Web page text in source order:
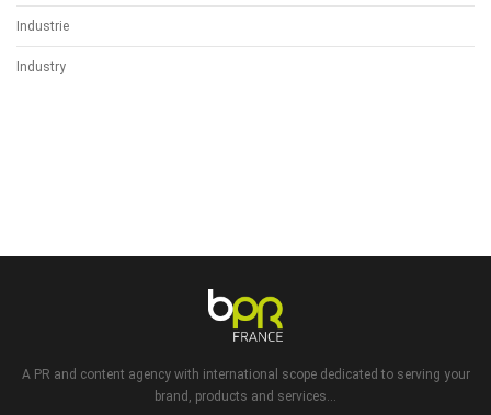
Industrie
Industry
A PR and content agency with international scope dedicated to serving your
brand, products and services...